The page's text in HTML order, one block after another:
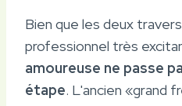
Bien que les deux
professionnel très
amoureuse ne passe
étape. L'ancien «grand